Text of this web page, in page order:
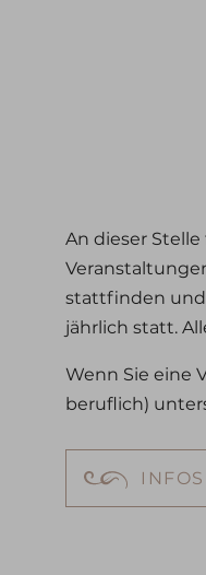
An dieser
stattfinden und
jährlich statt.
Wenn Sie eine
beruflich)